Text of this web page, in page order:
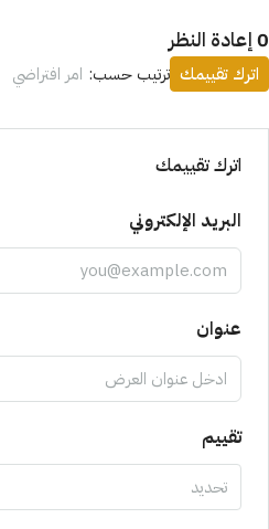
ترتيب حسب: امر افتراضي اترك تقييمك
اترك تقييمك
البريد الإلكتروني
عنوان
تقييم
تحديد